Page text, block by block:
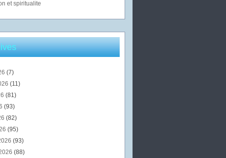
(7)
(11)
(81)
(93)
(82)
(95)
(93)
(88)